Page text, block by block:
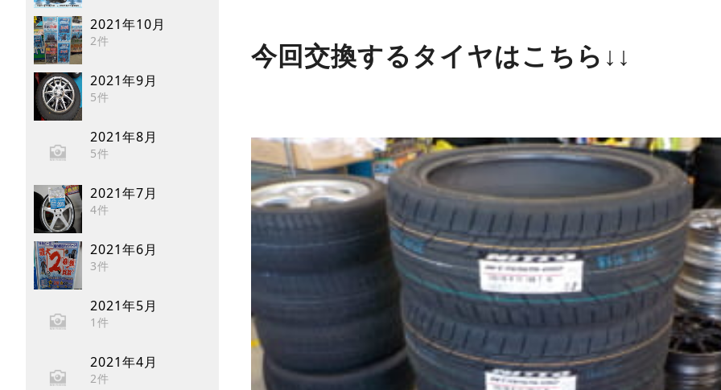
2021年10月
2件
2021年9月
5件
2021年8月
5件
2021年7月
4件
2021年6月
3件
2021年5月
1件
2021年4月
2件
今回交換するタイヤはこちら↓↓